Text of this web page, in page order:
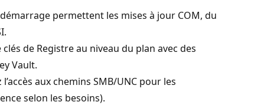
permettent les mises à jour COM, du
de Registre au niveau du plan avec des
Vault.
aux chemins SMB/UNC pour les
selon les besoins).